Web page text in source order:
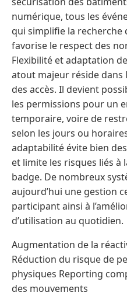
numérique, tous les
qui simplifie la recherche
favorise le respect des
Flexibilité et adaptation
atout majeur réside dans
des accès. Il devient
les permissions pour un
temporaire, voire de
selon les jours ou
adaptabilité évite bien
et limite les risques liés à
badge. De nombreux
aujourd’hui une gestion
participant ainsi à
d’utilisation au quotidien.
Augmentation de la
Réduction du risque de
physiques Reporting
des mouvements